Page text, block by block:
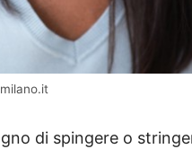
di spingere o